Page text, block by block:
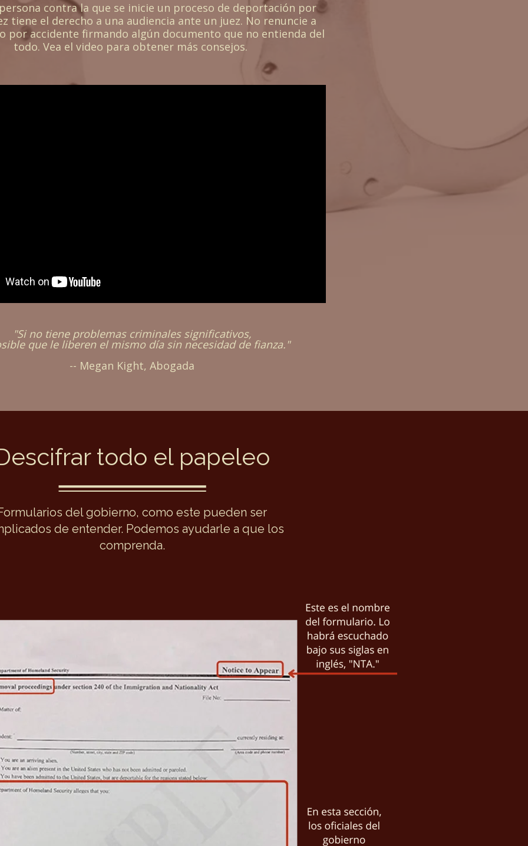
contra la que se inicie un proceso de deportación por
tiene el derecho a una audiencia ante un juez. No renuncie a
por accidente firmando algún documento que no entienda del
todo. Vea el video para obtener más consejos.
"Si no tiene problemas criminales significativos,
que le liberen el mismo día sin necesidad de fianza."
-- Megan Kight, Abogada
todo el papeleo
del gobierno, como este pueden ser
de entender. Podemos ayudarle a que los
comprenda.